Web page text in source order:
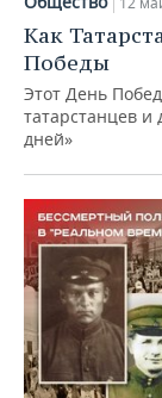
Как
Победы
Этот День
татарстанцев
дней»